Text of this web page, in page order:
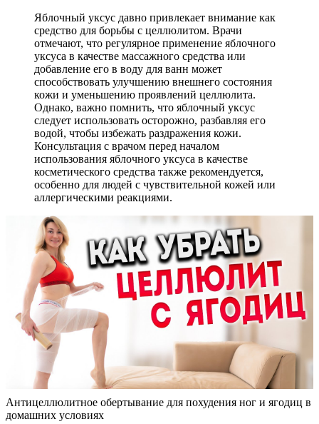
Яблочный уксус давно привлекает внимание как
средство для борьбы с целлюлитом. Врачи
отмечают, что регулярное применение яблочного
уксуса в качестве массажного средства или
добавление его в воду для ванн может
способствовать улучшению внешнего состояния
кожи и уменьшению проявлений целлюлита.
Однако, важно помнить, что яблочный уксус
следует использовать осторожно, разбавляя его
водой, чтобы избежать раздражения кожи.
Консультация с врачом перед началом
использования яблочного уксуса в качестве
косметического средства также рекомендуется,
особенно для людей с чувствительной кожей или
аллергическими реакциями.
Антицеллюлитное обертывание для похудения ног и ягодиц в
домашних условиях